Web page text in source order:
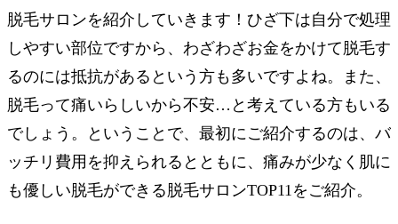
脱毛サロンを紹介していきます！ひざ下は自分で処理
しやすい部位ですから、わざわざお金をかけて脱毛す
るのには抵抗があるという方も多いですよね。また、
脱毛って痛いらしいから不安…と考えている方もいる
でしょう。ということで、最初にご紹介するのは、バ
ッチリ費用を抑えられるとともに、痛みが少なく肌に
も優しい脱毛ができる脱毛サロンTOP11をご紹介。